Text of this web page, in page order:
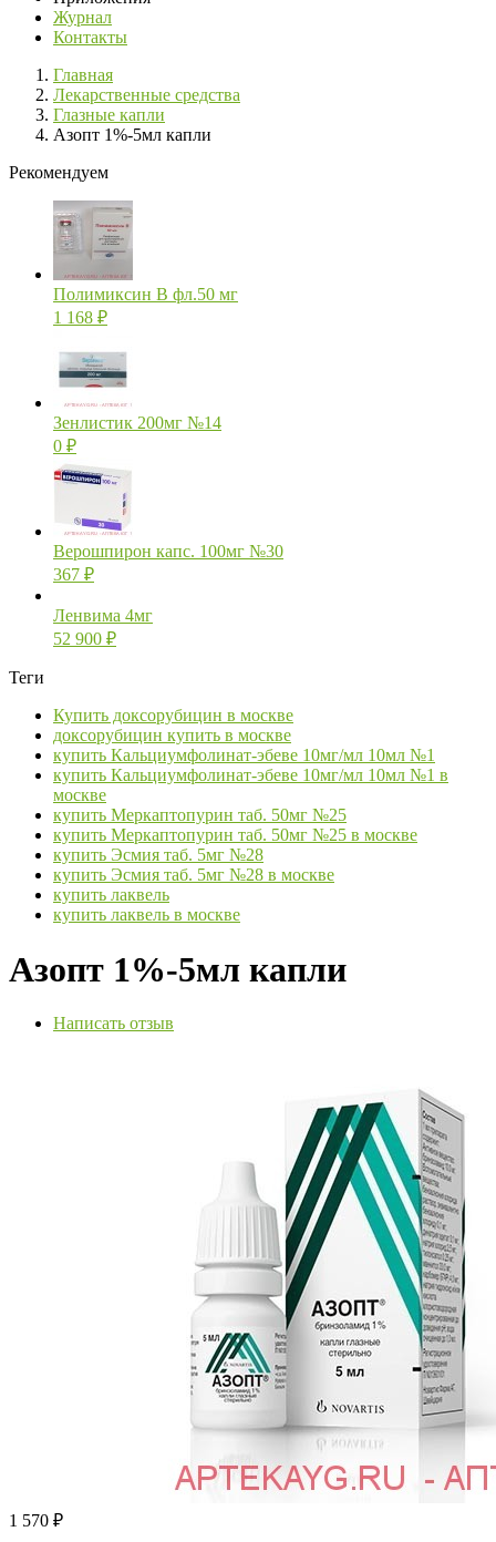
Журнал
Контакты
Главная
Лекарственные средства
Глазные капли
Азопт 1%-5мл капли
Рекомендуем
Полимиксин В фл.50 мг
1 168 ₽
Зенлистик 200мг №14
0 ₽
Верошпирон капс. 100мг №30
367 ₽
Ленвима 4мг
52 900 ₽
Теги
Купить доксорубицин в москве
доксорубицин купить в москве
купить Кальциумфолинат-эбеве 10мг/мл 10мл №1
купить Кальциумфолинат-эбеве 10мг/мл 10мл №1 в
москве
купить Меркаптопурин таб. 50мг №25
купить Меркаптопурин таб. 50мг №25 в москве
купить Эсмия таб. 5мг №28
купить Эсмия таб. 5мг №28 в москве
купить лаквель
купить лаквель в москве
Азопт 1%-5мл капли
Написать отзыв
1 570 ₽